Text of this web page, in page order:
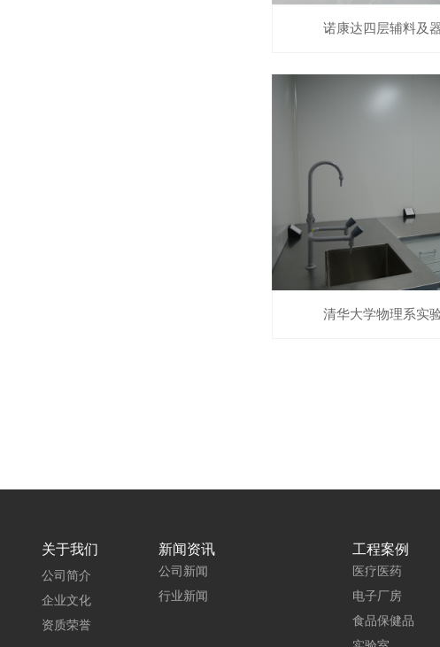
诺康达四层辅料及
清华大学物理系实
关于我们
公司简介
企业文化
资质荣誉
新闻资讯
公司新闻
行业新闻
工程案例
医疗医药
电子厂房
食品保健品